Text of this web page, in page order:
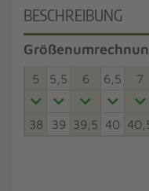
BESCHREIBUNG
5 5,5 6 6,5 7
38 39 39,5 40